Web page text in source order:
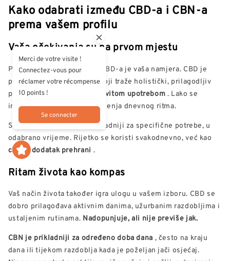
Kako odabrati između CBD-a i CBN-a
prema vašem profilu
Vaša očekivanja su na prvom mjestu
Primarni kriterij za odabir CBD-a je vaša namjera. CBD je
posebno prikladan za one koji traže holistički, prilagodljiv
pristup kompatibilan s
redovitom upotrebom. Lako se
integrira u rutinu bez remećenja dnevnog ritma.
S druge strane, CBN je prikladniji za specifične potrebe, u
odabrano vrijeme. Rijetko se koristi svakodnevno, već kao
ciljani dodatak prehrani .
Ritam života kao kompas
Vaš način života također igra ulogu u vašem izboru. CBD se
dobro prilagođava aktivnim danima, užurbanim razdobljima i
ustaljenim rutinama. Nadopunjuje, ali nije previše jak.
CBN je prikladniji za određeno doba dana , često na kraju
dana ili tijekom razdoblja kada je poželjan jači osjećaj.
Merci de votre visite !
Connectez-vous pour
réclamer votre récompense
10 points !
Se connecter